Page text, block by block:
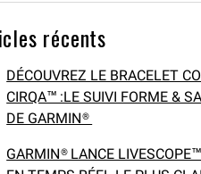
récents
DÉCOUVREZ LE BRACELET
CIRQA™ :LE SUIVI FORME &
DE GARMIN®
GARMIN® LANCE